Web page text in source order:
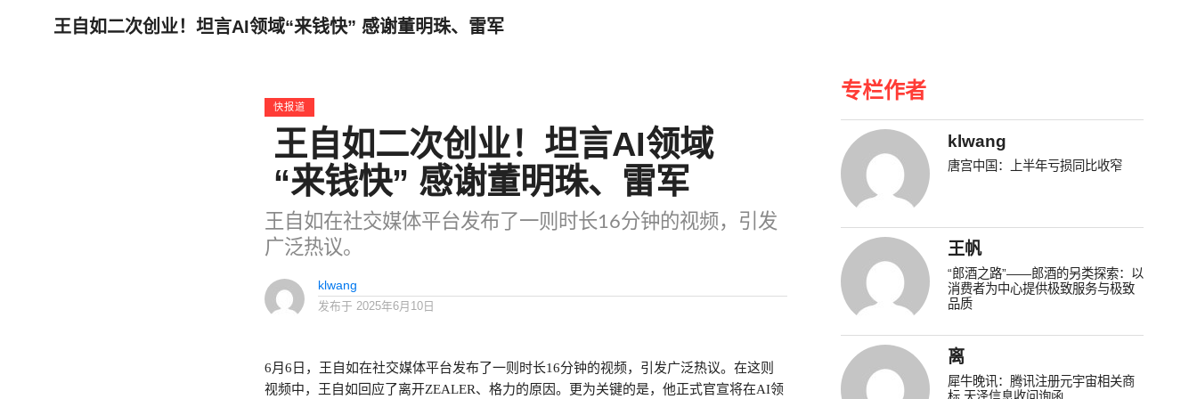
王自如二次创业！坦言AI领域“来钱快” 感谢董明珠、雷军
快报道
王自如二次创业！坦言AI领域
“来钱快” 感谢董明珠、雷军
王自如在社交媒体平台发布了一则时长16分钟的视频，引发
广泛热议。
klwang
发布于 2025年6月10日
6月6日，王自如在社交媒体平台发布了一则时长16分钟的视频，引发广泛热议。在这则
视频中，王自如回应了离开ZEALER、格力的原因。更为关键的是，他正式官宣将在AI领
专栏作者
klwang
唐宫中国：上半年亏损同比收窄
王帆
“郎酒之路”——郎酒的另类探索：以
消费者为中心提供极致服务与极致
品质
离
犀牛晚讯：腾讯注册元宇宙相关商